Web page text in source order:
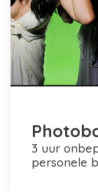
3 uur onbeperkt foto's maken en printen +
personele